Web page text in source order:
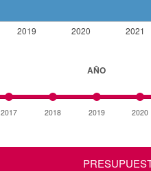
2019 2020 2021
AÑO
2017 2018 2019 2020